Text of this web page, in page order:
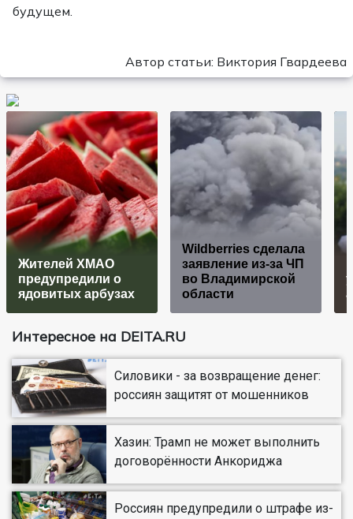
будущем.
Автор статьи: Виктория Гвардеева
Жителей ХМАО
предупредили о
ядовитых арбузах
Wildberries cделала
заявление из-за ЧП
во Владимирской
области
Интересное на DEITA.RU
Силовики - за возвращение денег:
россиян защитят от мошенников
Хазин: Трамп не может выполнить
договорённости Анкориджа
Россиян предупредили о штрафе из-